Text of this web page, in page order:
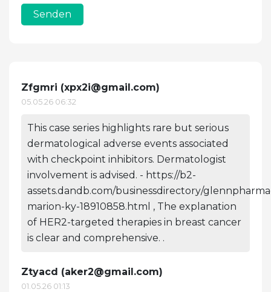
Senden
Zfgmri (xpx2i@gmail.com)
05.05.26 06:32
This case series highlights rare but serious
dermatological adverse events associated
with checkpoint inhibitors. Dermatologist
involvement is advised. - https://b2-
assets.dandb.com/businessdirectory/
marion-ky-18910858.html , The explanation
of HER2-targeted therapies in breast cancer
is clear and comprehensive. .
Ztyacd (aker2@gmail.com)
01.05.26 01:13